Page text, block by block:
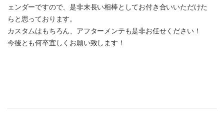
ェンダーですので、是非末長い相棒としてお付き合いいただけた
らと思っております。
カスタムはもちろん、アフターメンテも是非お任せください！
今後とも何卒宜しくお願い致します！